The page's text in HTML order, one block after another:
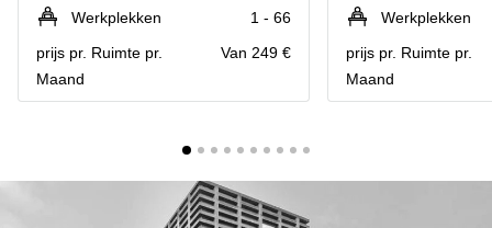
Hilversum
Hoofddorp
Deventer
Business
Arnhem
Werkplekken
1 - 66
prijs pr. Ruimte pr.
Maand
Van 249 €
Werkplekken
prijs pr. Ruimte pr.
Maand